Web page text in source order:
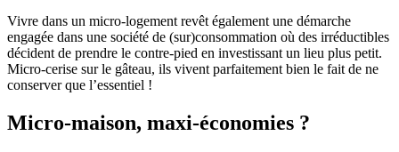
Vivre dans un micro-logement revêt également une démarche
engagée dans une société de (sur)consommation où des irréductibles
décident de prendre le contre-pied en investissant un lieu plus petit.
Micro-cerise sur le gâteau, ils vivent parfaitement bien le fait de ne
conserver que l’essentiel !
Micro-maison, maxi-économies ?